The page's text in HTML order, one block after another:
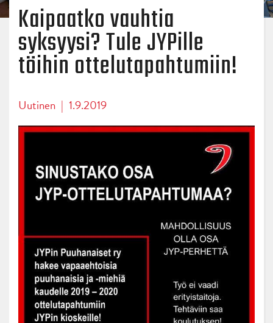
Kaipaatko vauhtia
syksyysi? Tule JYPille
töihin ottelutapahtumiin!
Uutinen | 1.9.2019